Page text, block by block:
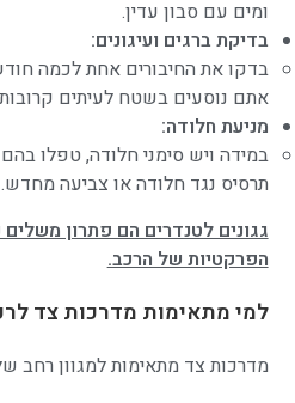
ומים עם סבון עדין.
בדיקת ברגים ועיגונים:
בדקו את החיבורים אחת לכמה
אתם נוסעים בשטח לעיתים
מניעת חלודה:
במידה ויש סימני חלודה, טפלו
תרסיס נגד חלודה או צביעה מחדש.
גגונים לטנדרים הם פתרון
הפרקטיות של הרכב.
למי מתאימות מדרכות צד
מדרכות צד מתאימות למגוון